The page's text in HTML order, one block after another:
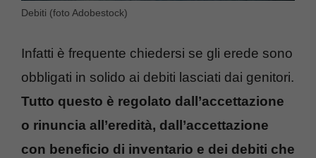
Debiti (foto Adobestock)
Infatti è frequente chiedersi se gli erede sono
obbligati in solido ai debiti lasciati dai genitori.
Tutto questo è regolato dall’accettazione
o rinuncia all’eredità, dall’accettazione
con beneficio di inventario e dei debiti che